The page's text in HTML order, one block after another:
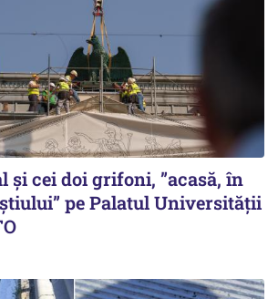
și cei doi grifoni, ”acasă, în
pe Palatul Universității